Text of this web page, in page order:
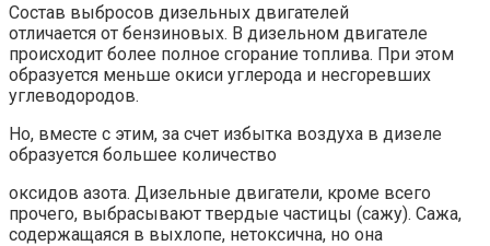
Состав выбросов дизельных двигателей
отличается от бензиновых. В дизельном двигателе
происходит более полное сгорание топлива. При этом
образуется меньше окиси углерода и несгоревших
углеводородов.
Но, вместе с этим, за счет избытка воздуха в дизеле
образуется большее количество
оксидов азота. Дизельные двигатели, кроме всего
прочего, выбрасывают твердые частицы (сажу). Сажа,
содержащаяся в выхлопе, нетоксична, но она